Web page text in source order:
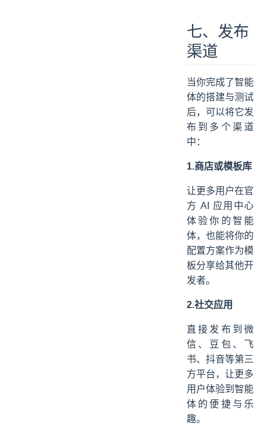
七、发布
渠道
当你完成了智能
体的搭建与测试
后，可以将它发
布到多个渠道
中：
1.商店或模板库
让更多用户在官
方 AI 应用中心
体验你的智能
体，也能将你的
配置方案作为模
板分享给其他开
发者。
2.社交应用
直接发布到微
信、豆包、飞
书、抖音等第三
方平台，让更多
用户体验到智能
体的便捷与乐
趣。